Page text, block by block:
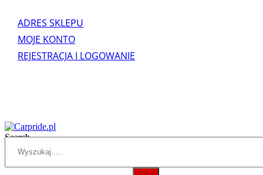
ADRES SKLEPU
MOJE KONTO
REJESTRACJA I LOGOWANIE
Search